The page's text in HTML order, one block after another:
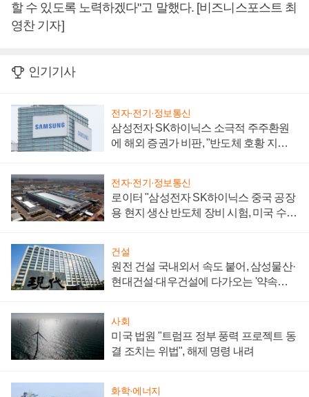
할 수 있도록 노력하겠다"고 말했다. [비즈니스포스트 최
영찬 기자]
인기기사
전자·전기·정보통신
삼성전자 SK하이닉스 소극적 주주환원
에 해외 증권가 비판, "반도체 호황 지속
전자·전기·정보통신
로이터 "삼성전자 SK하이닉스 중국 공장
용 현지 생산 반도체 장비 시험, 미국 수출
건설
원전 건설 국내외서 속도 붙어, 삼성물산·
현대건설·대우건설에 다가오는 '약속의
사회
미국 법원 "트럼프 정부 풍력 프로젝트 동
결 조치는 위법", 해제 명령 내려
화학·에너지